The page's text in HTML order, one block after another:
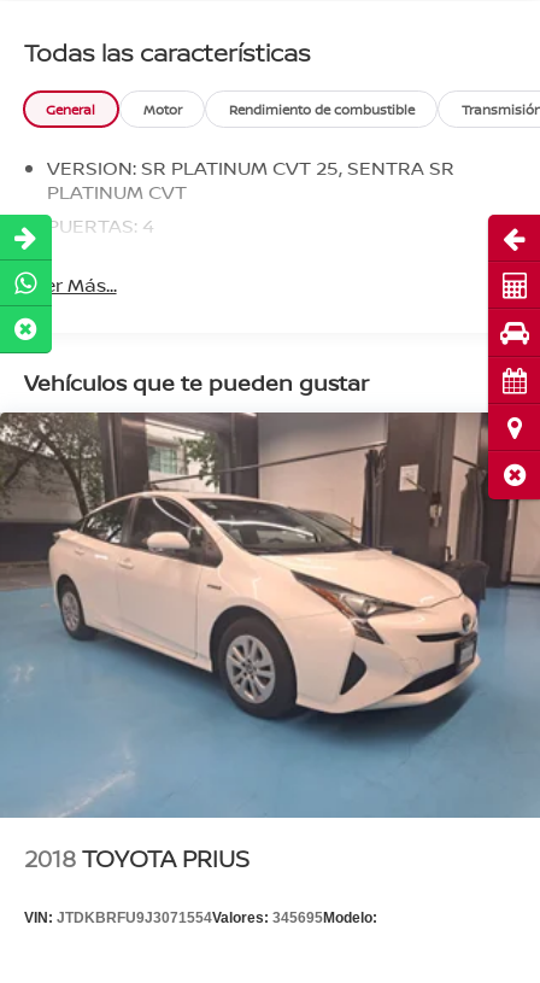
Todas las características
General Motor Rendimiento de combustible
VERSION: SR PLATINUM CVT 25, SENTRA SR
PLATINUM CVT
PUERTAS: 4
Leer Más...
Vehículos que te pueden gustar
2018TOYOTA PRIUS
VIN: JTDKBRFU9J3071554Valores: 345695Modelo: